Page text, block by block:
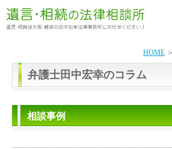
HOME
弁護士田中宏幸のコラム
相談事例